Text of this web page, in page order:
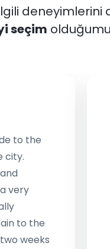
deneyimlerini
seçim
to the
city.
very
to the
weeks